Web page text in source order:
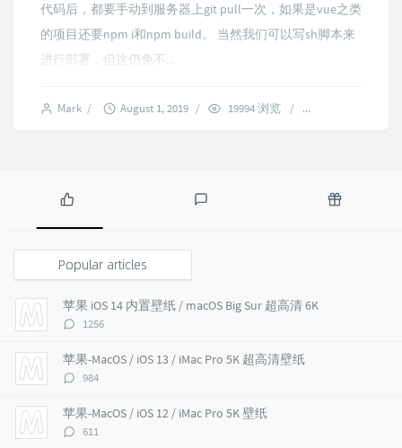
代码后，都要手动到服务器上git pull一次，如果是vue之类
的项目还要npm i和npm build。 当然我们可以写sh脚本来
进行部署，但这仍免不...
Mark / August 1, 2019 / 19994 浏览 /
P
p
u
l
a
r
a
r
t
i
c
l
t
m
n
Popular articles
苹果 iOS 14 内置壁纸 / macOS Big Sur 超高清 6K
评
数：
1256
苹果-MacOS / iOS 13 / iMac Pro 5K 超高清壁纸
评
数：
984
苹果-MacOS / iOS 12 / iMac Pro 5K 壁纸
评
611